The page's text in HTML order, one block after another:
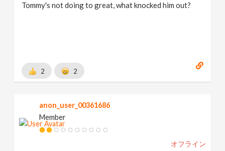
Tommy's not doing to great, what knocked him out?
2 2
anon_user_00361686
Member
オフライン